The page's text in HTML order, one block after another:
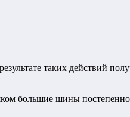
таких действий
большие шины